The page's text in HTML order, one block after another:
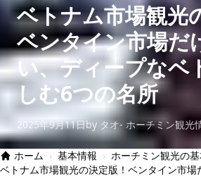
ベトナム市場観光
ベンタイン市場だ
い、ディープなベ
しむ6つの名所
2025年9月11日by タオ- ホーチミン観光
ホーム › 基本情報 › ホーチミン観光の
ベトナム市場観光の決定版！ベンタイン市場